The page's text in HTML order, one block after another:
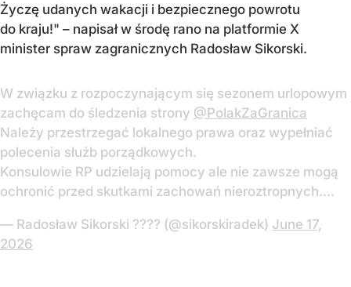
Życzę udanych wakacji i bezpiecznego powrotu
do kraju!" – napisał w środę rano na platformie X
minister spraw zagranicznych Radosław Sikorski.
W związku z rozpoczynającym się sezonem urlopowym
zachęcam do śledzenia strony @PolakZaGranica
Należy przestrzegać lokalnego prawa oraz wypełniać
polecenia służb porządkowych.
Konsulowie RP udzielają pomocy ale nie zawsze mogą
ochronić przed skutkami zachowań nieroztropnych.…
— Radosław Sikorski ???? (@sikorskiradek) June 17,
2026